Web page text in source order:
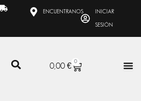
ENCUENTRANOS INICIAR
SESIÓN
0,00€
0
CARRITO